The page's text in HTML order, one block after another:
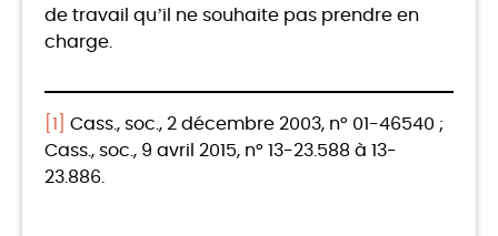
de travail qu’il ne souhaite pas prendre en
charge.
[1]
Cass., soc., 2 décembre 2003, n° 01-46540 ;
Cass., soc., 9 avril 2015, n° 13-23.588 à 13-
23.886.